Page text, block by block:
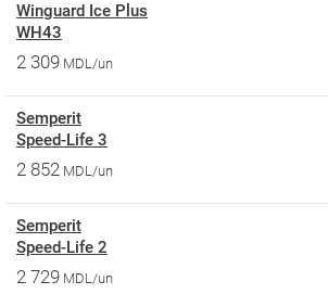
Winguard Ice Plus
WH43
2 309 MDL/un
Semperit
Speed-Life 3
2 852 MDL/un
Semperit
Speed-Life 2
2 729 MDL/un